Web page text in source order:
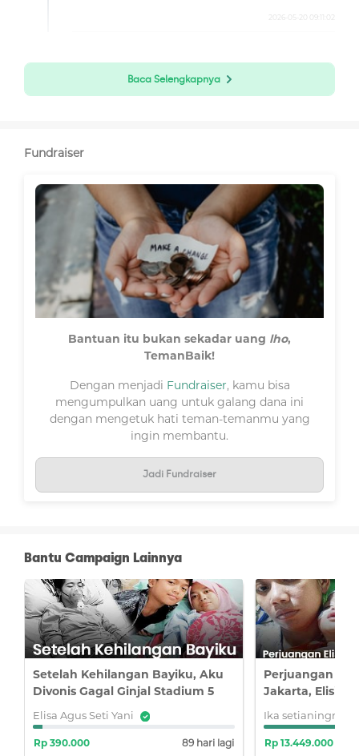
2026-05-20 09:11:02
Baca Selengkapnya
Fundraiser
Bantuan itu bukan sekadar uang lho,
TemanBaik!
Dengan menjadi Fundraiser, kamu bisa
mengumpulkan uang untuk galang dana ini
dengan mengetuk hati teman-temanmu yang
ingin membantu.
Jadi Fundraiser
Bantu Campaign Lainnya
Setelah Kehilangan Bayiku, Aku
Divonis Gagal Ginjal Stadium 5
Elisa Agus Seti Yani
Rp 390.000 89 hari lagi
Perjuangan
Jakarta, Elisius
Operasi demi
Kelainan Usus
Ika setianingrum
Rp 13.449.000